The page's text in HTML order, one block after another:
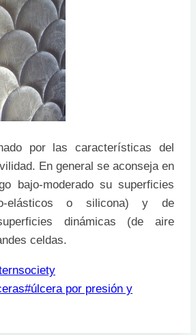
por las características del
En general se aconseja en
bajo-moderado su superficies
elásticos o silicona) y de
dinámicas (de aire
celdas.
#úlcera por presión y